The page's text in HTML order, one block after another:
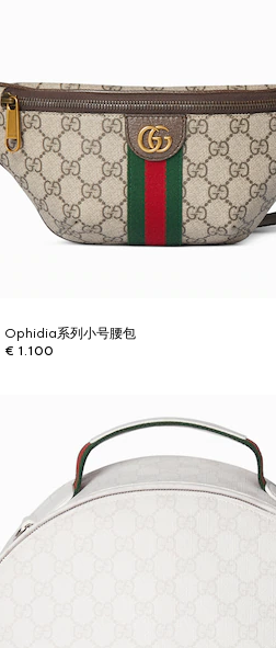
Ophidia系列小号腰包
€ 1.100